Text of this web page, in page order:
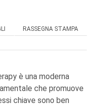
RASSEGNA STAMPA
è una moderna
che promuove
chiave sono ben